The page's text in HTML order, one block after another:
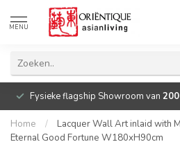
MENU
Fysieke flagship Showroom van
Home /
Lacquer Wall Art inlaid with
Eternal Good Fortune W180xH90cm